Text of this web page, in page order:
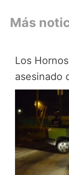
Más
Los
asesinado